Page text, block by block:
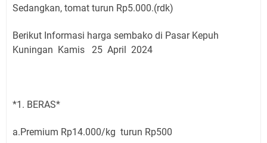
Sedangkan, tomat turun Rp5.000.(rdk)
Berikut Informasi harga sembako di Pasar Kepuh
Kuningan Kamis 25 April 2024
*1. BERAS*
a.Premium Rp14.000/kg turun Rp500